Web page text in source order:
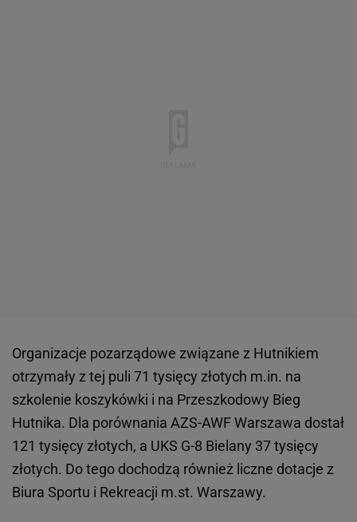
Organizacje pozarządowe związane z Hutnikiem
otrzymały z tej puli 71 tysięcy złotych m.in. na
szkolenie koszykówki i na Przeszkodowy Bieg
Hutnika. Dla porównania AZS-AWF Warszawa dostał
121 tysięcy złotych, a UKS G-8 Bielany 37 tysięcy
złotych. Do tego dochodzą również liczne dotacje z
Biura Sportu i Rekreacji m.st. Warszawy.